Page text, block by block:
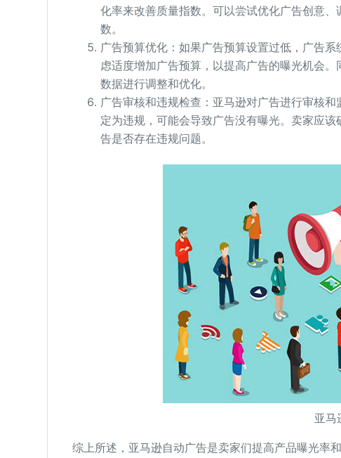
化率来改善质量指数。可以尝试优化广告创意
数。
广告预算优化：如果广告预算设置过低，广告
虑适度增加广告预算，以提高广告的曝光机会
数据进行调整和优化。
广告审核和违规检查：亚马逊对广告进行审核
定为违规，可能会导致广告没有曝光。卖家应
告是否存在违规问题。
亚马
综上所述，亚马逊自动广告是卖家们提高产品曝光率